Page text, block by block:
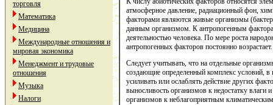
торговля
Математика
Медицина
Международные отношения и
мировая экономика
Менеджмент и трудовые
отношения
Музыка
Налоги
атмосферное давление, радиационный фон,
факторами являются живые организмы
данным организмом. К антропогенным
деятельностью человека. По мере роста
антропогенных факторов постоянно возрастает.
Следует учитывать, что на отдельные
создающие определенный комплекс условий,
усиливать или ослаблять действие других
выносливость организмов к недостатку
организмов к неблагоприятным